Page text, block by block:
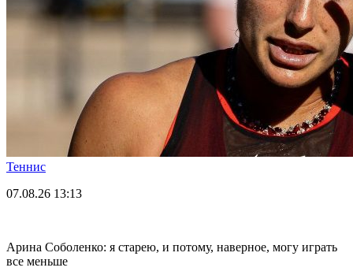
Теннис
07.08.26 13:13
Арина Соболенко: я старею, и потому, наверное, могу играть
все меньше